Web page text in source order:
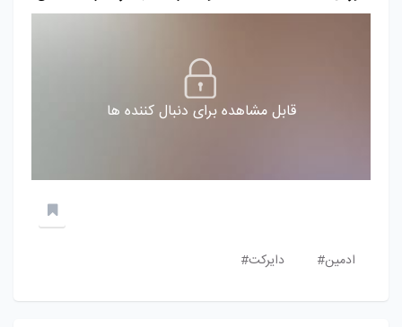
قابل مشاهده برای دنبال کننده ها
ادمین# دایرکت#